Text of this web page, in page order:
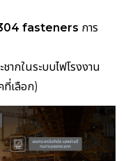
fasteners การ
ากในระบบไฟโรงงาน
ที่เลือก)